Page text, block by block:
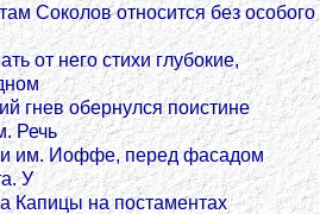
Соколов относится без особого
от него стихи глубокие,
гнев обернулся поистине
Речь
им. Иоффе, перед фасадом
У
Капицы на постаментах